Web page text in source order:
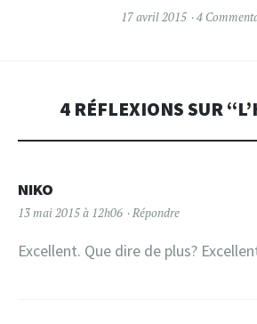
17 avril 2015 4
4 RÉFLEXIONS SUR “
NIKO
13 mai 2015 à 12h06 Répondre
Excellent. Que dire de plus?